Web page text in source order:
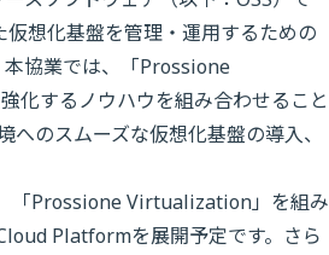
仮想化基盤を管理・運用するための
協業では、「Prossione
するノウハウを組み合わせること
のスムーズな仮想化基盤の導入、
「Prossione Virtualization」を組み
Platformを展開予定です。さら